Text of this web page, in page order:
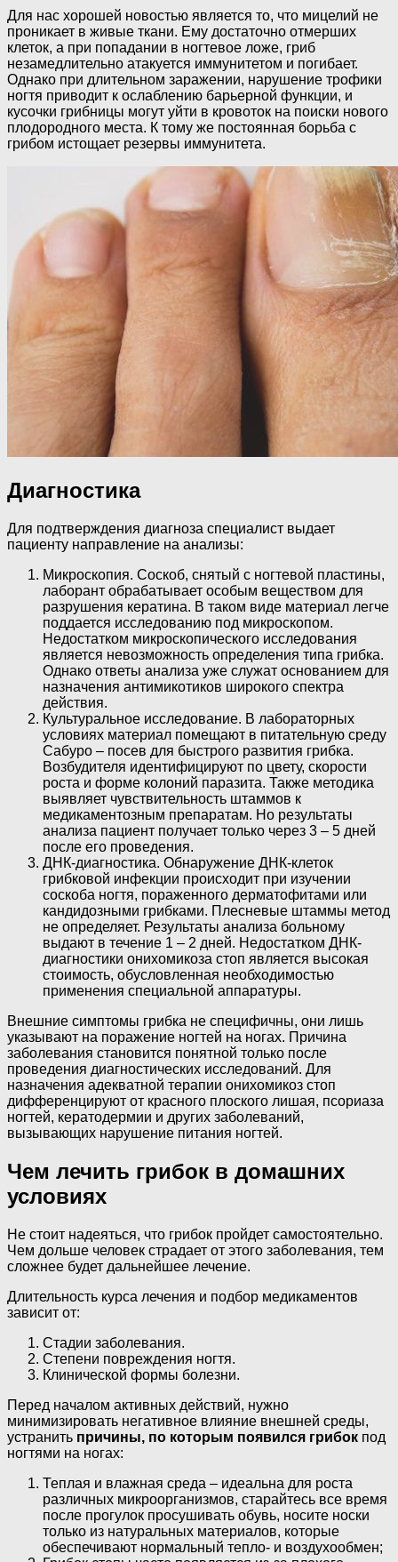
Для нас хорошей новостью является то, что мицелий не
проникает в живые ткани. Ему достаточно отмерших
клеток, а при попадании в ногтевое ложе, гриб
незамедлительно атакуется иммунитетом и погибает.
Однако при длительном заражении, нарушение трофики
ногтя приводит к ослаблению барьерной функции, и
кусочки грибницы могут уйти в кровоток на поиски нового
плодородного места. К тому же постоянная борьба с
грибом истощает резервы иммунитета.
Диагностика
Для подтверждения диагноза специалист выдает
пациенту направление на анализы:
Микроскопия. Соскоб, снятый с ногтевой пластины,
лаборант обрабатывает особым веществом для
разрушения кератина. В таком виде материал легче
поддается исследованию под микроскопом.
Недостатком микроскопического исследования
является невозможность определения типа грибка.
Однако ответы анализа уже служат основанием для
назначения антимикотиков широкого спектра
действия.
Культуральное исследование. В лабораторных
условиях материал помещают в питательную среду
Сабуро – посев для быстрого развития грибка.
Возбудителя идентифицируют по цвету, скорости
роста и форме колоний паразита. Также методика
выявляет чувствительность штаммов к
медикаментозным препаратам. Но результаты
анализа пациент получает только через 3 – 5 дней
после его проведения.
ДНК-диагностика. Обнаружение ДНК-клеток
грибковой инфекции происходит при изучении
соскоба ногтя, пораженного дерматофитами или
кандидозными грибками. Плесневые штаммы метод
не определяет. Результаты анализа больному
выдают в течение 1 – 2 дней. Недостатком ДНК-
диагностики онихомикоза стоп является высокая
стоимость, обусловленная необходимостью
применения специальной аппаратуры.
Внешние симптомы грибка не специфичны, они лишь
указывают на поражение ногтей на ногах. Причина
заболевания становится понятной только после
проведения диагностических исследований. Для
назначения адекватной терапии онихомикоз стоп
дифференцируют от красного плоского лишая, псориаза
ногтей, кератодермии и других заболеваний,
вызывающих нарушение питания ногтей.
Чем лечить грибок в домашних
условиях
Не стоит надеяться, что грибок пройдет самостоятельно.
Чем дольше человек страдает от этого заболевания, тем
сложнее будет дальнейшее лечение.
Длительность курса лечения и подбор медикаментов
зависит от:
Стадии заболевания.
Степени повреждения ногтя.
Клинической формы болезни.
Перед началом активных действий, нужно
минимизировать негативное влияние внешней среды,
устранить причины, по которым появился грибок под
ногтями на ногах:
Теплая и влажная среда – идеальна для роста
различных микроорганизмов, старайтесь все время
после прогулок просушивать обувь, носите носки
только из натуральных материалов, которые
обеспечивают нормальный тепло- и воздухообмен;